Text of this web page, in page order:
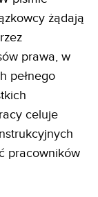
żądają
prawa, w
pełnego
celuje
pracowników